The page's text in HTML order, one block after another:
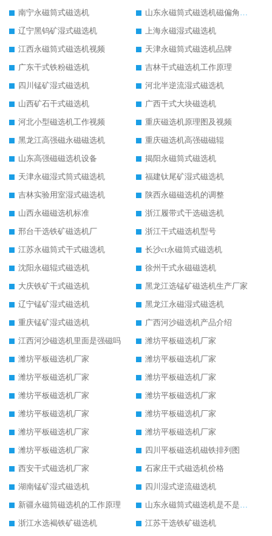
南宁永磁筒式磁选机
山东永磁筒式磁选机磁偏角怎么调整
辽宁黑钨矿湿式磁选机
上海永磁湿式磁选机
江西永磁筒式磁选机视频
天津永磁筒式磁选机品牌
广东干式铁粉磁选机
吉林干式磁选机工作原理
四川锰矿湿式磁选机
河北半逆流湿式磁选机
山西矿石干式磁选机
广西干式大块磁选机
河北小型磁选机工作视频
重庆磁选机原理图及视频
黑龙江高强磁永磁磁选机
重庆磁选机高强磁磁辊
山东高强磁磁选机设备
揭阳永磁筒式磁选机
天津永磁湿式筒式磁选机
福建钛尾矿湿式磁选机
吉林实验用室湿式磁选机
陕西永磁磁选机的调整
山西永磁磁选机标准
浙江履带式干选磁选机
邢台干选铁矿磁选机厂
浙江干式磁选机型号
江苏永磁筒式干式磁选机
长沙ct永磁筒式磁选机
沈阳永磁辊式磁选机
徐州干式永磁磁选机
大庆铁矿干式磁选机
黑龙江选锰矿磁选机生产厂家
辽宁锰矿湿式磁选机
黑龙江永磁湿式磁选机
重庆锰矿湿式磁选机
广西河沙磁选机产品介绍
江西河沙磁选机里面是强磁吗
潍坊平板磁选机厂家
潍坊平板磁选机厂家
潍坊平板磁选机厂家
潍坊平板磁选机厂家
潍坊平板磁选机厂家
潍坊平板磁选机厂家
潍坊平板磁选机厂家
潍坊平板磁选机厂家
潍坊平板磁选机厂家
潍坊平板磁选机厂家
潍坊平板磁选机厂家
潍坊平板磁选机厂家
四川平板磁选机磁铁排列图
西安干式磁选机厂家
石家庄干式磁选机价格
湖南锰矿湿式磁选机
四川湿式逆流磁选机
新疆永磁筒磁选机的工作原理
山东永磁筒式磁选机是不是强磁
浙江水选褐铁矿磁选机
江苏干选铁矿磁选机